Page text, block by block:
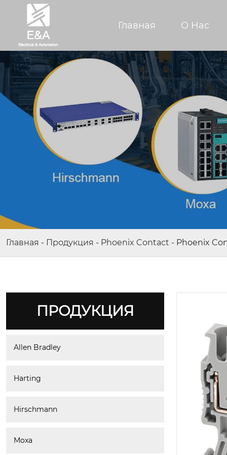
Главная О Hас
Главная - Продукция - Phoenix Contact - Phoenix
ПРОДУКЦИЯ
Allen Bradley
Harting
Hirschmann
Moxa